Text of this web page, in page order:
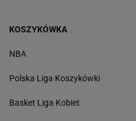
KOSZYKÓWKA
NBA
Polska Liga Koszykówki
Basket Liga Kobiet